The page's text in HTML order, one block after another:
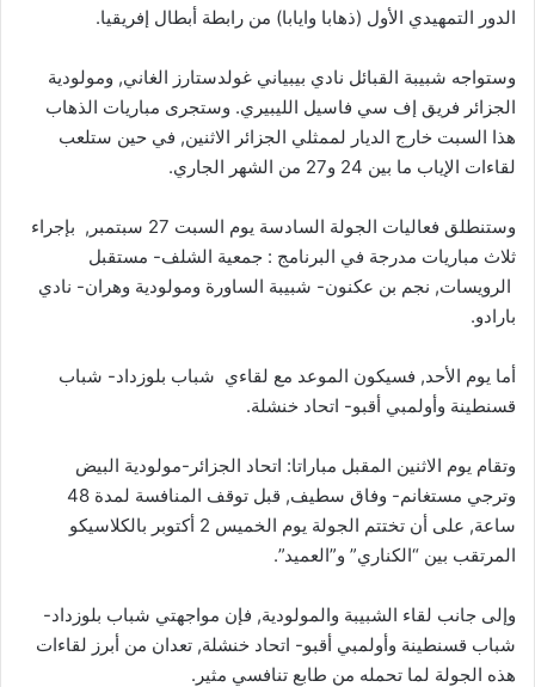
الدور التمهيدي الأول (ذهابا وايابا) من رابطة أبطال إفريقيا.
وستواجه شبيبة القبائل نادي بيبياني غولدستارز الغاني, ومولودية
الجزائر فريق إف سي فاسيل الليبيري. وستجرى مباريات الذهاب
هذا السبت خارج الديار لممثلي الجزائر الاثنين, في حين ستلعب
لقاءات الإياب ما بين 24 و27 من الشهر الجاري.
وستنطلق فعاليات الجولة السادسة يوم السبت 27 سبتمبر, بإجراء
ثلاث مباريات مدرجة في البرنامج : جمعية الشلف- مستقبل
الرويسات, نجم بن عكنون- شبيبة الساورة ومولودية وهران- نادي
بارادو.
أما يوم الأحد, فسيكون الموعد مع لقاءي شباب بلوزداد- شباب
قسنطينة وأولمبي أقبو- اتحاد خنشلة.
وتقام يوم الاثنين المقبل مباراتا: اتحاد الجزائر-مولودية البيض
وترجي مستغانم- وفاق سطيف, قبل توقف المنافسة لمدة 48
ساعة, على أن تختتم الجولة يوم الخميس 2 أكتوبر بالكلاسيكو
المرتقب بين “الكناري” و”العميد”.
وإلى جانب لقاء الشبيبة والمولودية, فإن مواجهتي شباب بلوزداد-
شباب قسنطينة وأولمبي أقبو- اتحاد خنشلة, تعدان من أبرز لقاءات
هذه الجولة لما تحمله من طابع تنافسي مثير.